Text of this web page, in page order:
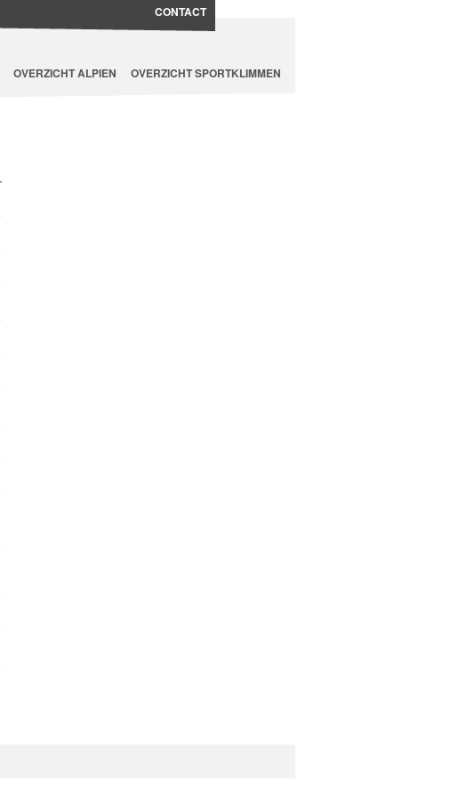
OVERZICHT ALPIEN OVERZICHT SPORTKLIMMEN
CONTACT